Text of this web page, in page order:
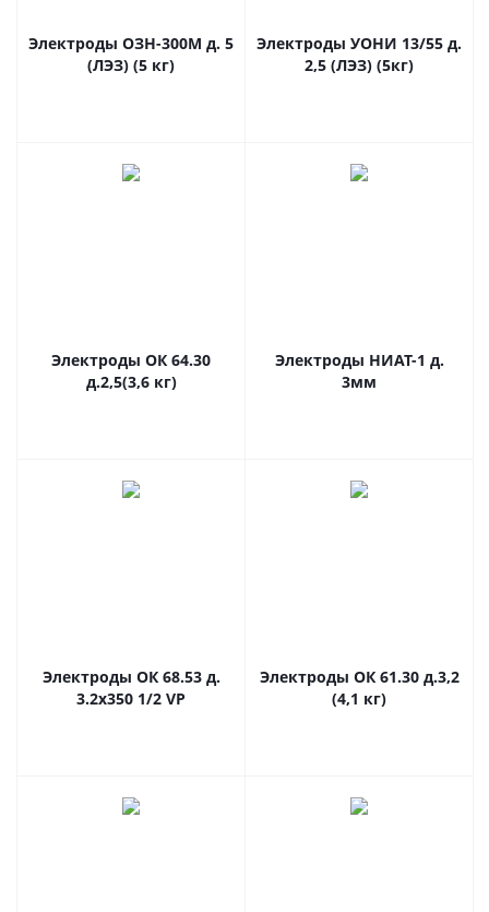
Электроды ОЗН-300М д. 5
(ЛЭЗ) (5 кг)
Электроды УОНИ 13/55 д.
2,5 (ЛЭЗ) (5кг)
Электроды ОК 64.30
д.2,5(3,6 кг)
Электроды НИАТ-1 д.
3мм
Электроды ОК 68.53 д.
3.2x350 1/2 VP
Электроды ОК 61.30 д.3,2
(4,1 кг)